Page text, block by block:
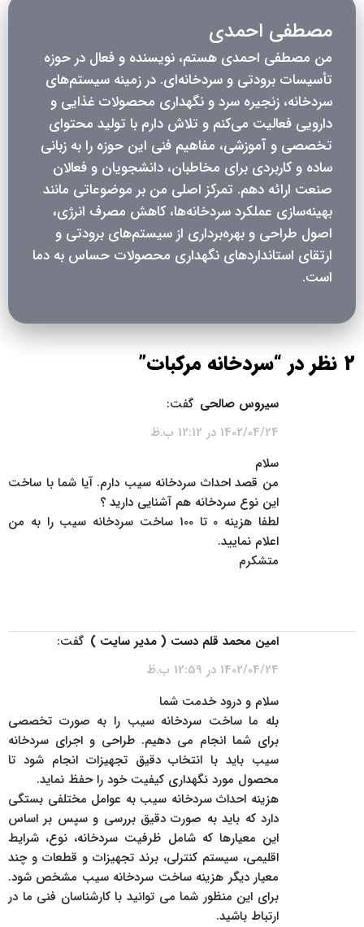
مصطفی احمدی
من مصطفی احمدی هستم، نویسنده و فعال در حوزه
تأسیسات برودتی و سردخانه‌ای. در زمینه سیستم‌های
سردخانه، زنجیره سرد و نگهداری محصولات غذایی و
دارویی فعالیت می‌کنم و تلاش دارم با تولید محتوای
تخصصی و آموزشی، مفاهیم فنی این حوزه را به زبانی
ساده و کاربردی برای مخاطبان، دانشجویان و فعالان
صنعت ارائه دهم. تمرکز اصلی من بر موضوعاتی مانند
بهینه‌سازی عملکرد سردخانه‌ها، کاهش مصرف انرژی،
اصول طراحی و بهره‌برداری از سیستم‌های برودتی و
ارتقای استانداردهای نگهداری محصولات حساس به دما
است.
2 نظر در “ سردخانه مرکبات”
سیروس صالحی گفت:
1402/04/24 در 12:12 ب.ظ
سلام
من قصد احداث سردخانه سیب دارم. آیا شما با ساخت
این نوع سردخانه هم آشنایی دارید ؟
لطفا هزینه 0 تا 100 ساخت سردخانه سیب را به من
اعلام نمایید.
متشکرم
امین محمد قلم دست ( مدیر سایت ) گفت:
1402/04/24 در 12:59 ب.ظ
سلام و درود خدمت شما
بله ما ساخت سردخانه سیب را به صورت تخصصی
برای شما انجام می دهیم. طراحی و اجرای سردخانه
سیب باید با انتخاب دقیق تجهیزات انجام شود تا
محصول مورد نگهداری کیفیت خود را حفظ نماید.
هزینه احداث سردخانه سیب به عوامل مختلفی بستگی
دارد که باید به صورت دقیق بررسی و سپس بر اساس
این معیارها که شامل ظرفیت سردخانه، نوع، شرایط
اقلیمی، سیستم کنترلی، برند تجهیزات و قطعات و چند
معیار دیگر هزینه ساخت سردخانه سیب مشخص شود.
برای این منظور شما می توانید با کارشناسان فنی ما در
ارتباط باشید.